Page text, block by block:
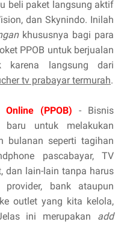
beli paket langsung aktif
dan Skynindo. Inilah
khususnya bagi para
PPOB untuk berjualan
karena langsung dari
tv prabayar termurah.
(PPOB) - Bisnis
untuk melakukan
bulanan seperti tagihan
pascabayar, TV
dan lain-lain tanpa harus
bank ataupun
outlet yang kita kelola,
ini merupakan add